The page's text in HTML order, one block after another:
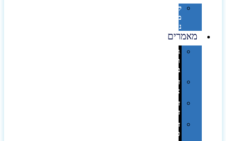
קטלוג
מוצרי
נייר
מאמרים
גימורים
והשבחות
בדפוס
דפוס
אופסט
דפוס
דיגיטלי
דפוס
טמפון